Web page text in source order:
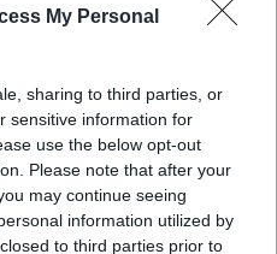
My Personal
sharing to third parties, or
sensitive information for
use the below opt-out
Please note that after your
may continue seeing
information utilized by
to third parties prior to